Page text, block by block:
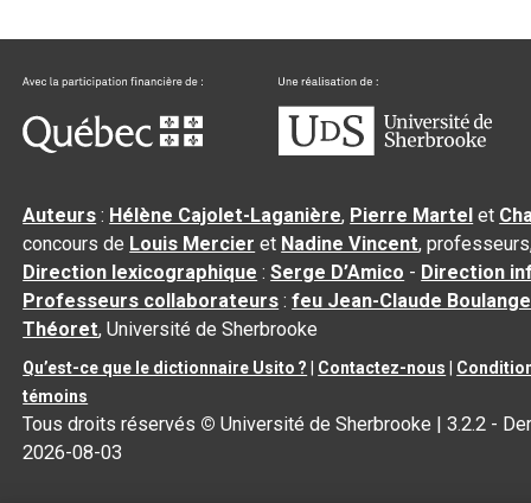
Auteurs : Hélène Cajolet-Laganière, Pierre Martel et
concours de Louis Mercier et Nadine Vincent,
Direction lexicographique :Serge D’Amico - Direction
Professeurs collaborateurs :feu Jean-Claude
Théoret, Université de Sherbrooke
Qu’est-ce que le dictionnaire Usito ? Contactez-nous
témoins
Tous droits réservés © Université de Sherbrooke |3.2.2 -
2026-08-03